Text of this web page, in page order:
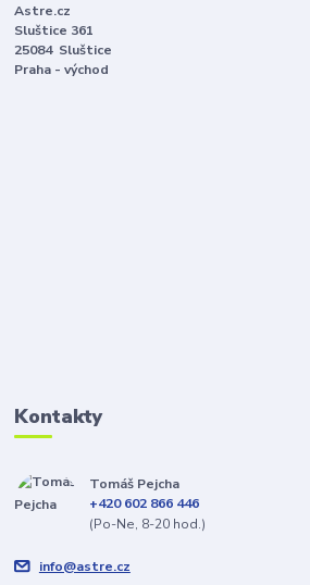
Astre.cz
Sluštice 361
25084 Sluštice
Praha - východ
Kontakty
Tomáš Pejcha
+420 602 866 446
(Po-Ne, 8-20 hod.)
info@astre.cz